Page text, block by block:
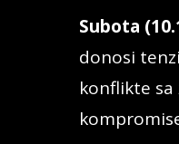
Subota
donosi
konflikte